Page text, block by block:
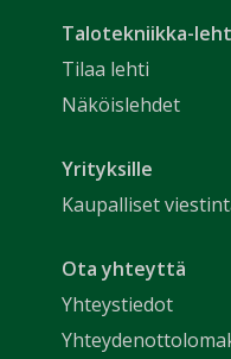
Talotekniikka-
Tilaa lehti
Näköislehdet
Yrityksille
Kaupalliset
Ota yhteyttä
Yhteystiedot